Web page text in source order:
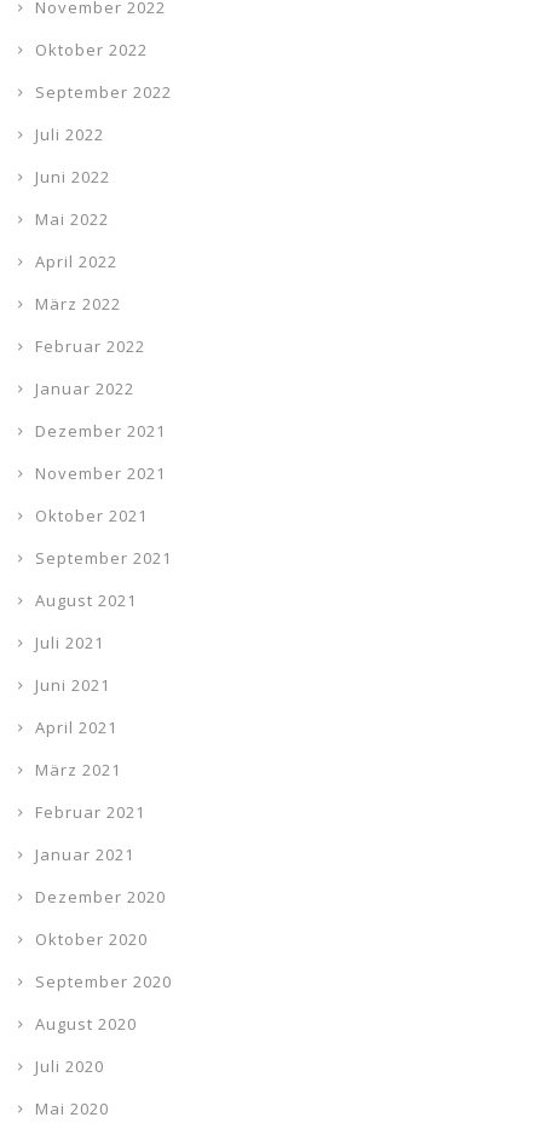
November 2022
Oktober 2022
September 2022
Juli 2022
Juni 2022
Mai 2022
April 2022
März 2022
Februar 2022
Januar 2022
Dezember 2021
November 2021
Oktober 2021
September 2021
August 2021
Juli 2021
Juni 2021
April 2021
März 2021
Februar 2021
Januar 2021
Dezember 2020
Oktober 2020
September 2020
August 2020
Juli 2020
Mai 2020